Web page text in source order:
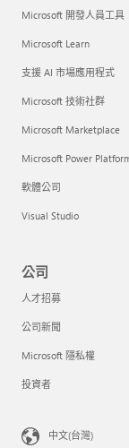
Microsoft 開發人員工具
Microsoft Learn
支援 AI 市場應用程式
Microsoft 技術社群
Microsoft Marketplace
Microsoft Power
軟體公司
Visual Studio
公司
人才招募
公司新聞
Microsoft 隱私權
投資者
中文(台灣)